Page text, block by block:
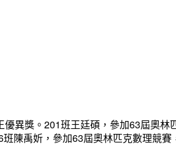
異獎。201班王廷碩，參加63屆奧
陳禹妡，參加63屆奧林匹克數理競